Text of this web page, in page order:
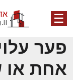
☰
פער
אחת או